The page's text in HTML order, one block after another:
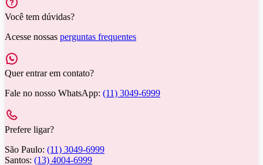
Você tem dúvidas?
Acesse nossas perguntas frequentes
Quer entrar em contato?
Fale no nosso WhatsApp: (11) 3049-6999
Prefere ligar?
São Paulo: (11) 3049-6999
Santos: (13) 4004-6999